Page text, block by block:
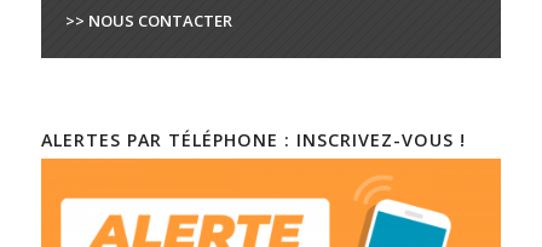
>> NOUS CONTACTER
ALERTES PAR TÉLÉPHONE : INSCRIVEZ-VOUS !